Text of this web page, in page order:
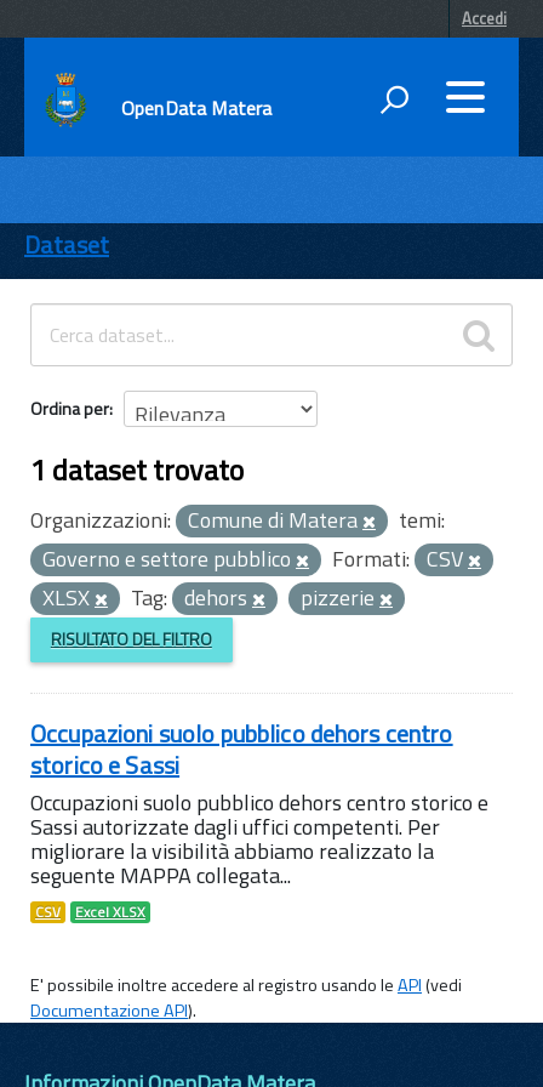
Accedi
OpenData Matera
ENTI
TEMI
INFORMAZIONI
Dataset
Ordina per
1 dataset trovato
Organizzazioni: Comune di Matera
temi:
Governo e settore pubblico
Formati: CSV
XLSX
Tag: dehors pizzerie
RISULTATO DEL FILTRO
Occupazioni suolo pubblico dehors centro
storico e Sassi
Occupazioni suolo pubblico dehors centro storico e
Sassi autorizzate dagli uffici competenti. Per
migliorare la visibilità abbiamo realizzato la
seguente MAPPA collegata...
CSV Excel XLSX
E' possibile inoltre accedere al registro usando leAPI(vedi
Documentazione API).